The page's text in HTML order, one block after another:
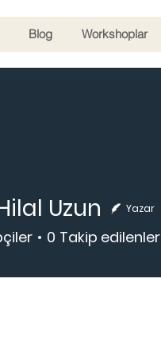
Blog Workshoplar
Uzun Yazar
0 Takip edilenler